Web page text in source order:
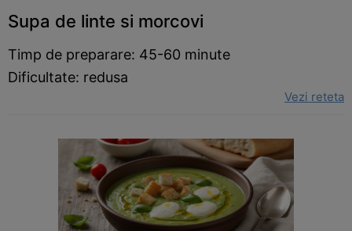
Supa de linte si morcovi
Timp de preparare: 45-60 minute
Dificultate: redusa
Vezi reteta